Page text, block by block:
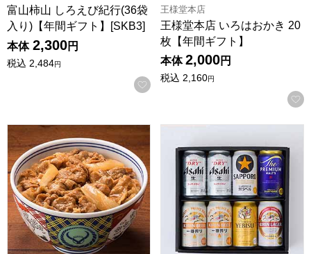
富山柿山 しろえび紀行(36袋
入り)【年間ギフト】[SKB3]
本体 2,300円
税込 2,484円
お気に入りに登録する
王様堂本店
王様堂本店 いろはおかき 20
枚【年間ギフト】
本体 2,000円
税込 2,160円
ギフト用 吉野家牛丼の具8食 (L8196)【サクワ】